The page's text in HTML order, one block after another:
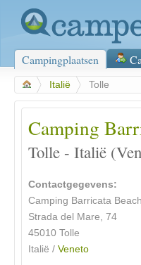
Campingplaatsen
Italië Tolle
Camping
Tolle - Italië
Contactgegevens:
Camping Barricata Beach
Strada del Mare, 74
45010 Tolle
Italië / Veneto